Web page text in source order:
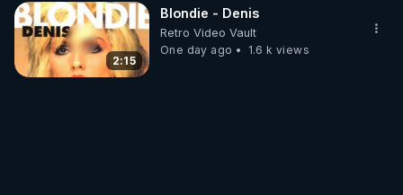
2:15
Blondie - Denis
Retro Video Vault
One day ago
1.6 k views